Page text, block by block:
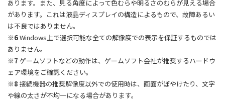
あります。また、見る角度によって色むらや明るさのむらが見える場合
があります。これは液晶ディスプレイの構造によるもので、故障あるい
は不良ではありません。
※6Windows上で選択可能な全ての解像度での表示を保証するものでは
ありません。
※7 ゲームソフトなどの動作は、ゲームソフト会社が推奨するハードウ
ェア環境をご確認ください。
※8 接続機器の推奨解像度以外での使用時は、画面がぼやけたり、文字
や線の太さが不均一になる場合があります。